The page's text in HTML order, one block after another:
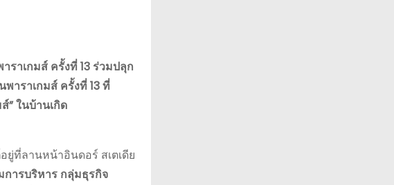
าเกมส์ ครั้งที่ 13 ร่วมปลุก
าราเกมส์ ครั้งที่ 13 ที่
” ในบ้านเกิด
ที่ลานหน้าอินดอร์ สเตเดีย
ารบริหาร กลุ่มธุรกิจ